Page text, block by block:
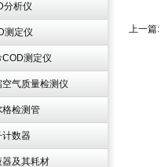
分析仪
测定仪
COD测定仪
空气质量检测仪
格检测管
计数器
器及其耗材
上一篇: